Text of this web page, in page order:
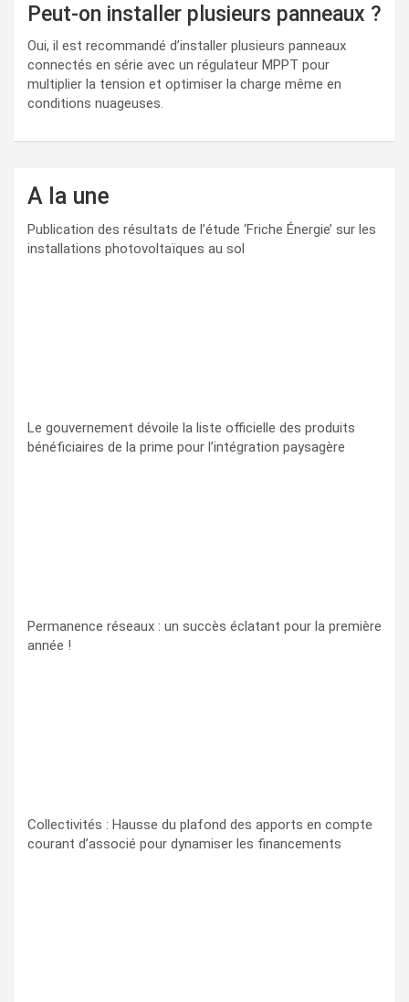
Peut-on installer plusieurs panneaux ?
Oui, il est recommandé d’installer plusieurs panneaux
connectés en série avec un régulateur MPPT pour
multiplier la tension et optimiser la charge même en
conditions nuageuses.
A la une
Publication des résultats de l’étude ‘Friche Énergie’ sur les
installations photovoltaïques au sol
Le gouvernement dévoile la liste officielle des produits
bénéficiaires de la prime pour l’intégration paysagère
Permanence réseaux : un succès éclatant pour la première
année !
Collectivités : Hausse du plafond des apports en compte
courant d’associé pour dynamiser les financements